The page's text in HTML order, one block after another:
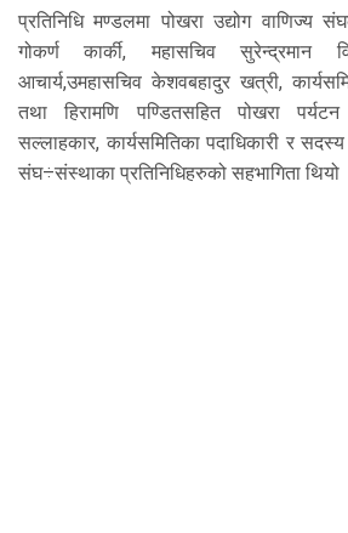
प्रतिनिधि मण्डलमा पोखरा उद्योग वाणिज्य
गोकर्ण कार्की, महासचिव सुरेन्द्रमान
आचार्य,उमहासचिव केशवबहादुर खत्री,
तथा हिरामणि पण्डितसहित पोखरा पर्यटन
सल्लाहकार, कार्यसमितिका पदाधिकारी र सदस्य
संघ÷संस्थाका प्रतिनिधिहरुको सहभागिता थियो